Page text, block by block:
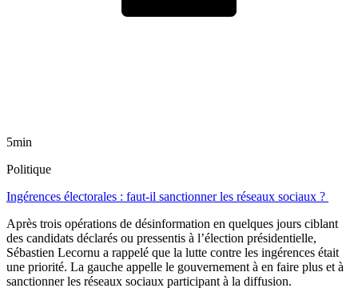
5min
Politique
Ingérences électorales : faut-il sanctionner les réseaux sociaux ?
Après trois opérations de désinformation en quelques jours ciblant
des candidats déclarés ou pressentis à l’élection présidentielle,
Sébastien Lecornu a rappelé que la lutte contre les ingérences était
une priorité. La gauche appelle le gouvernement à en faire plus et à
sanctionner les réseaux sociaux participant à la diffusion.